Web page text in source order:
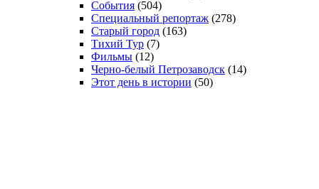
События (504)
Специальный репортаж (278)
Старый город (163)
Тихий Тур (7)
Фильмы (12)
Черно-белый Петрозаводск (14)
Этот день в истории (50)